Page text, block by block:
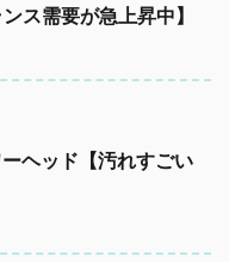
ス需要が急上昇中】
ヘッド【汚れすごい